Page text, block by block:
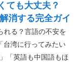
ても大丈夫？
消する完全ガイ
れる？言語の不安を
台湾に行ってみたい
「英語も中国語もほ